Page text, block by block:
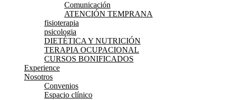
Comunicación
ATENCIÓN TEMPRANA
fisioterapia
psicologia
DIETÉTICA Y NUTRICIÓN
TERAPIA OCUPACIONAL
CURSOS BONIFICADOS
Experience
Nosotros
Convenios
Espacio clínico